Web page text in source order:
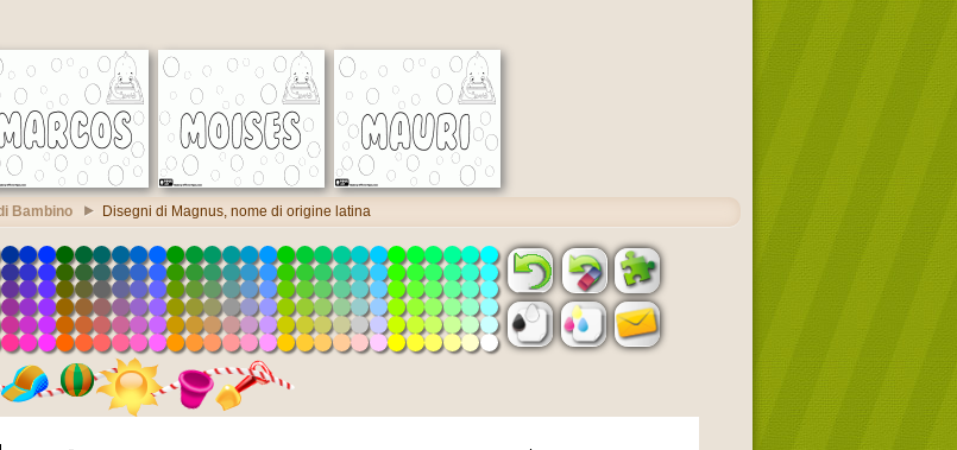
Bambino Disegni di Magnus, nome di origine latina